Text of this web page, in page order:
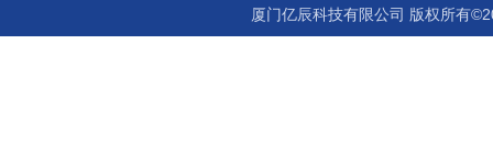
厦门亿辰科技有限公司 版权所有